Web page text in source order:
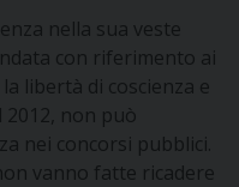
nella sua veste
con riferimento ai
libertà di coscienza e
non può
nei concorsi pubblici.
vanno fatte ricadere